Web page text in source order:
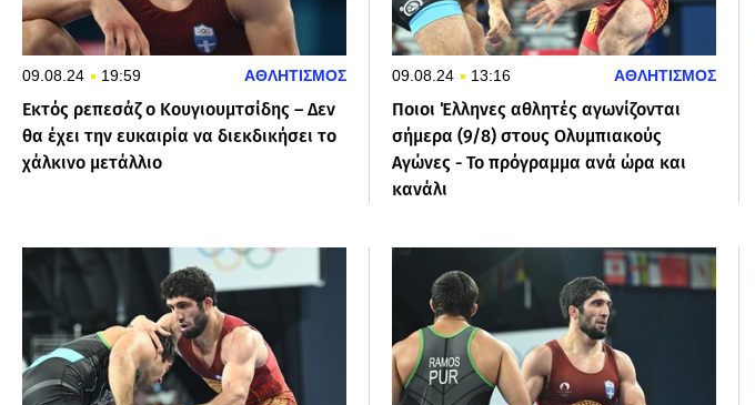
09.08.24 19:59 ΑΘΛΗΤΙΣΜΟΣ
Εκτός ρεπεσάζ ο Κουγιουμτσίδης – Δεν
θα έχει την ευκαιρία να διεκδικήσει το
χάλκινο μετάλλιο
09.08.24 13:16 ΑΘΛΗΤΙΣΜΟΣ
Ποιοι Έλληνες αθλητές αγωνίζονται
σήμερα (9/8) στους Ολυμπιακούς
Αγώνες - Το πρόγραμμα ανά ώρα και
κανάλι